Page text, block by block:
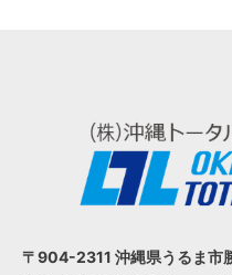
〒904-2311 沖縄県うるま市